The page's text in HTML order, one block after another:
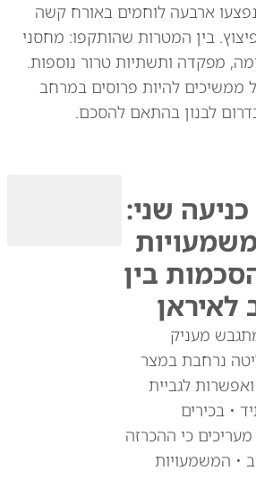
ארבעה לוחמים באורח קשה
בין המטרות שהותקפו: מחסני
מפקדה ותשתיות טרור נוספות.
ממשיכים להיות פרוסים במרחב
לבנון בהתאם להסכם.
שני:
בין
מעניק
נרחבת במצר
לגביית
• בכירים
מעריכים כי ההכרזה
• המשמעויות